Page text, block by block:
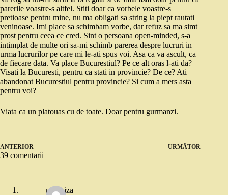
parerile voastre-s altfel. Stiti doar ca vorbele voastre-s
pretioase pentru mine, nu ma obligati sa string la piept rautati
veninoase. Imi place sa schimbam vorbe, dar refuz sa ma simt
prost pentru ceea ce cred. Sint o persoana open-minded, s-a
intimplat de multe ori sa-mi schimb parerea despre lucruri in
urma lucrurilor pe care mi le-ati spus voi. Asa ca va ascult, ca
de fiecare data. Va place Bucurestiul? Pe ce alt oras l-ati da?
Visati la Bucuresti, pentru ca stati in provincie? De ce? Ati
abandonat Bucurestiul pentru provincie? Si cum a mers asta
pentru voi?
Viata ca un platouas cu de toate. Doar pentru gurmanzi.
ANTERIOR URMĂTOR
39 comentarii
modniza